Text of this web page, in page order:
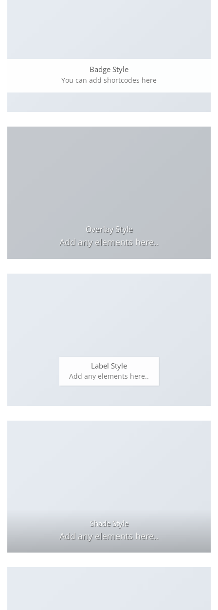
Badge Style
You can add shortcodes here
Overlay Style
Add any elements here..
Label Style
Add any elements here..
Shade Style
Add any elements here..